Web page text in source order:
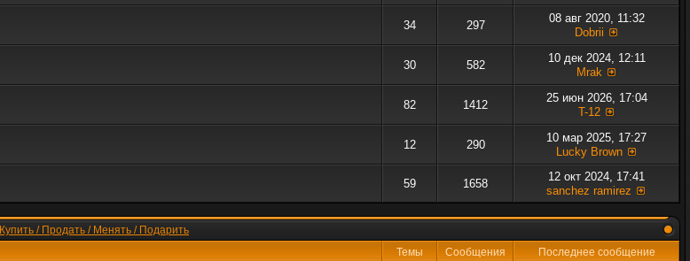
34 297
08 авг 2020, 11:32
Dobrii
30 582
10 дек 2024, 12:11
Mrak
82 1412
25 июн 2026, 17:04
T-12
12 290
10 мар 2025, 17:27
Lucky Brown
59 1658
12 окт 2024, 17:41
sanchez ramirez
Купить / Продать / Менять / Подарить
Темы Сообщения Последнее сообщение